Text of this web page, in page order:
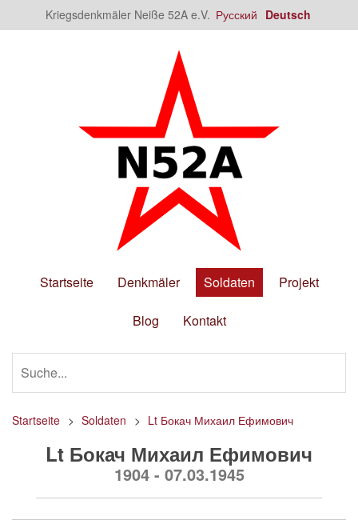
Kriegsdenkmäler Neiße 52A e.V. Русский Deutsch
Startseite Denkmäler Soldaten Projekt
Blog Kontakt
Startseite Soldaten Lt Бокач Михаил Ефимович
Lt Бокач Михаил Ефимович
1904 - 07.03.1945